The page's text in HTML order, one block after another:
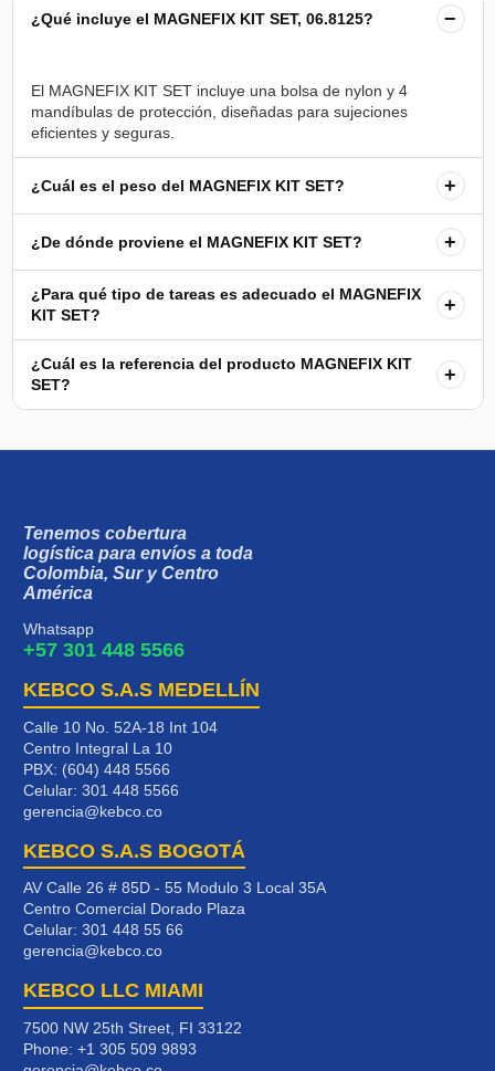
¿Qué incluye el MAGNEFIX KIT SET, 06.8125? −
El MAGNEFIX KIT SET incluye una bolsa de nylon y 4
mandíbulas de protección, diseñadas para sujeciones
¿Cuál es el peso del MAGNEFIX KIT SET? +
¿De dónde proviene el MAGNEFIX KIT SET? +
¿Para qué tipo de tareas es adecuado el MAGNEFIX
KIT SET?
+
¿Cuál es la referencia del producto MAGNEFIX KIT
SET?
+
Tenemos cobertura
logística para envíos a toda
Colombia, Sur y Centro
América
Whatsapp
+57 301 448 5566
KEBCO S.A.S MEDELLÍN
Calle 10 No. 52A-18 Int 104
Centro Integral La 10
PBX: (604) 448 5566
Celular: 301 448 5566
gerencia@kebco.co
KEBCO S.A.S BOGOTÁ
AV Calle 26 # 85D - 55 Modulo 3 Local 35A
Centro Comercial Dorado Plaza
Celular: 301 448 55 66
gerencia@kebco.co
KEBCO LLC MIAMI
7500 NW 25th Street, FI 33122
Phone: +1 305 509 9893